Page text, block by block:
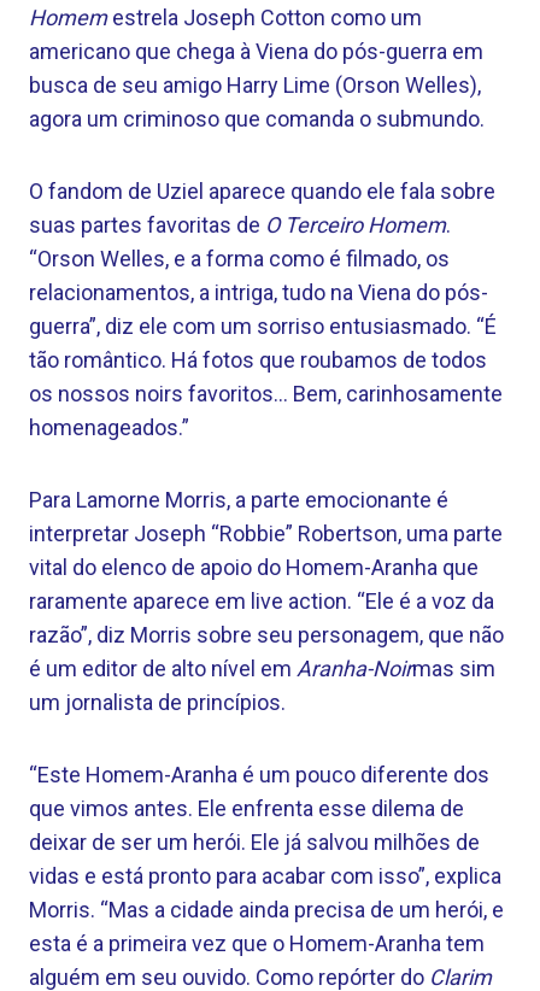
Homemestrela Joseph Cotton como um
americano que chega à Viena do pós-guerra em
busca de seu amigo Harry Lime (Orson Welles),
agora um criminoso que comanda o submundo.
O fandom de Uziel aparece quando ele fala sobre
suas partes favoritas de O Terceiro Homem.
“Orson Welles, e a forma como é filmado, os
relacionamentos, a intriga, tudo na Viena do pós-
guerra”, diz ele com um sorriso entusiasmado. “É
tão romântico. Há fotos que roubamos de todos
os nossos noirs favoritos… Bem, carinhosamente
homenageados.”
Para Lamorne Morris, a parte emocionante é
interpretar Joseph “Robbie” Robertson, uma parte
vital do elenco de apoio do Homem-Aranha que
raramente aparece em live action. “Ele é a voz da
razão”, diz Morris sobre seu personagem, que não
é um editor de alto nível em Aranha-Noirmas sim
um jornalista de princípios.
“Este Homem-Aranha é um pouco diferente dos
que vimos antes. Ele enfrenta esse dilema de
deixar de ser um herói. Ele já salvou milhões de
vidas e está pronto para acabar com isso”, explica
Morris. “Mas a cidade ainda precisa de um herói, e
esta é a primeira vez que o Homem-Aranha tem
alguém em seu ouvido. Como repórter do Clarim